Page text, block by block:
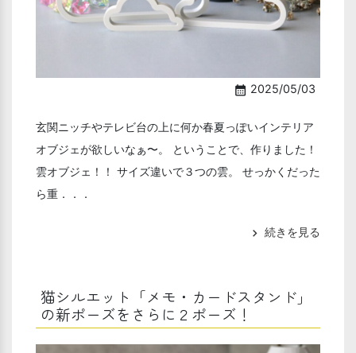
calendar_month 2025/05/03
玄関ニッチやテレビ台の上に何か春夏っぽいインテリア
オブジェが欲しいなぁ〜。 ということで、作りました！
雲オブジェ！！ サイズ違いで３つの雲。 せっかくだった
ら重．．．
chevron_right 続きを見る
猫シルエット「メモ・カードスタンド」
の新ポーズをさらに２ポーズ！